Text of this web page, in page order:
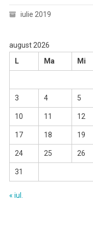
iulie 2019
august 2026
L
Ma Mi
3 4 5
10 11 12
17 18 19
24 25 26
31
« iul.